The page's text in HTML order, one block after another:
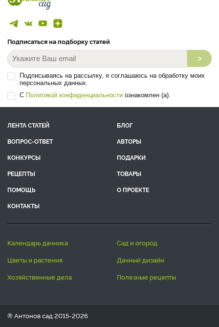
Подписаться на подборку статей
>
Подписываясь на рассылку, я соглашаюсь на обработку моих
персональных данных.
С Политикой конфиденциальности ознакомлен (а).
ЛЕНТА СТАТЕЙ
БЛОГ
ВОПРОС-ОТВЕТ
АВТОРЫ
КОНКУРСЫ
ПОДАРКИ
РЕЦЕПТЫ
ТОВАРЫ
ПОМОЩЬ
О ПРОЕКТЕ
КОНТАКТЫ
календарь дачника
сад и огород
цветы и растения
дачный дизайн
хозяйственные дела
полезные рецепты
® Антонов сад 2015-2026